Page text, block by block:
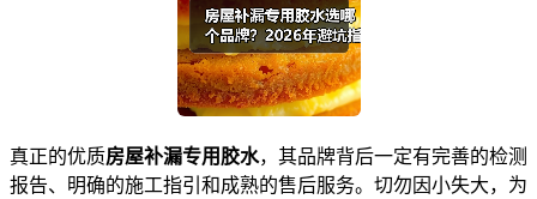
真正的优质房屋补漏专用胶水，其品牌背后一定有完善的检测
报告、明确的施工指引和成熟的售后服务。切勿因小失大，为